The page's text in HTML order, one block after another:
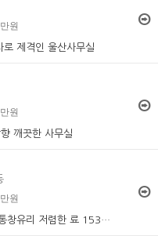
로 제격인 울산사무실
만원
원
깨끗한 사무실
만원
원
창유리 저렴한 료 153996
만원
원